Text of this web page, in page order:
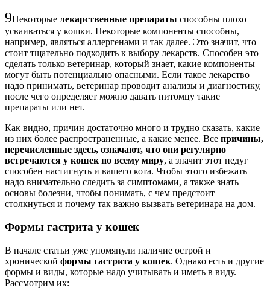
9Некоторые лекарственные препараты способны плохо
усваиваться у кошки. Некоторые компоненты способны,
например, являться аллергенами и так далее. Это значит, что
стоит тщательно подходить к выбору лекарств. Способен это
сделать только ветеринар, который знает, какие компоненты
могут быть потенциально опасными. Если такое лекарство
надо принимать, ветеринар проводит анализы и диагностику,
после чего определяет можно давать питомцу такие
препараты или нет.
Как видно, причин достаточно много и трудно сказать, какие
из них более распространенные, а какие менее. Все причины,
перечисленные здесь, означают, что они регулярно
встречаются у кошек по всему миру, а значит этот недуг
способен настигнуть и вашего кота. Чтобы этого избежать
надо внимательно следить за симптомами, а также знать
основы болезни, чтобы понимать, с чем предстоит
столкнуться и почему так важно вызвать ветеринара на дом.
Формы гастрита у кошек
В начале статьи уже упомянули наличие острой и
хронической формы гастрита у кошек. Однако есть и другие
формы и виды, которые надо учитывать и иметь в виду.
Рассмотрим их: